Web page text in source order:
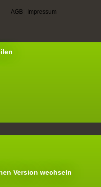
AGB Impressum
Version wechseln